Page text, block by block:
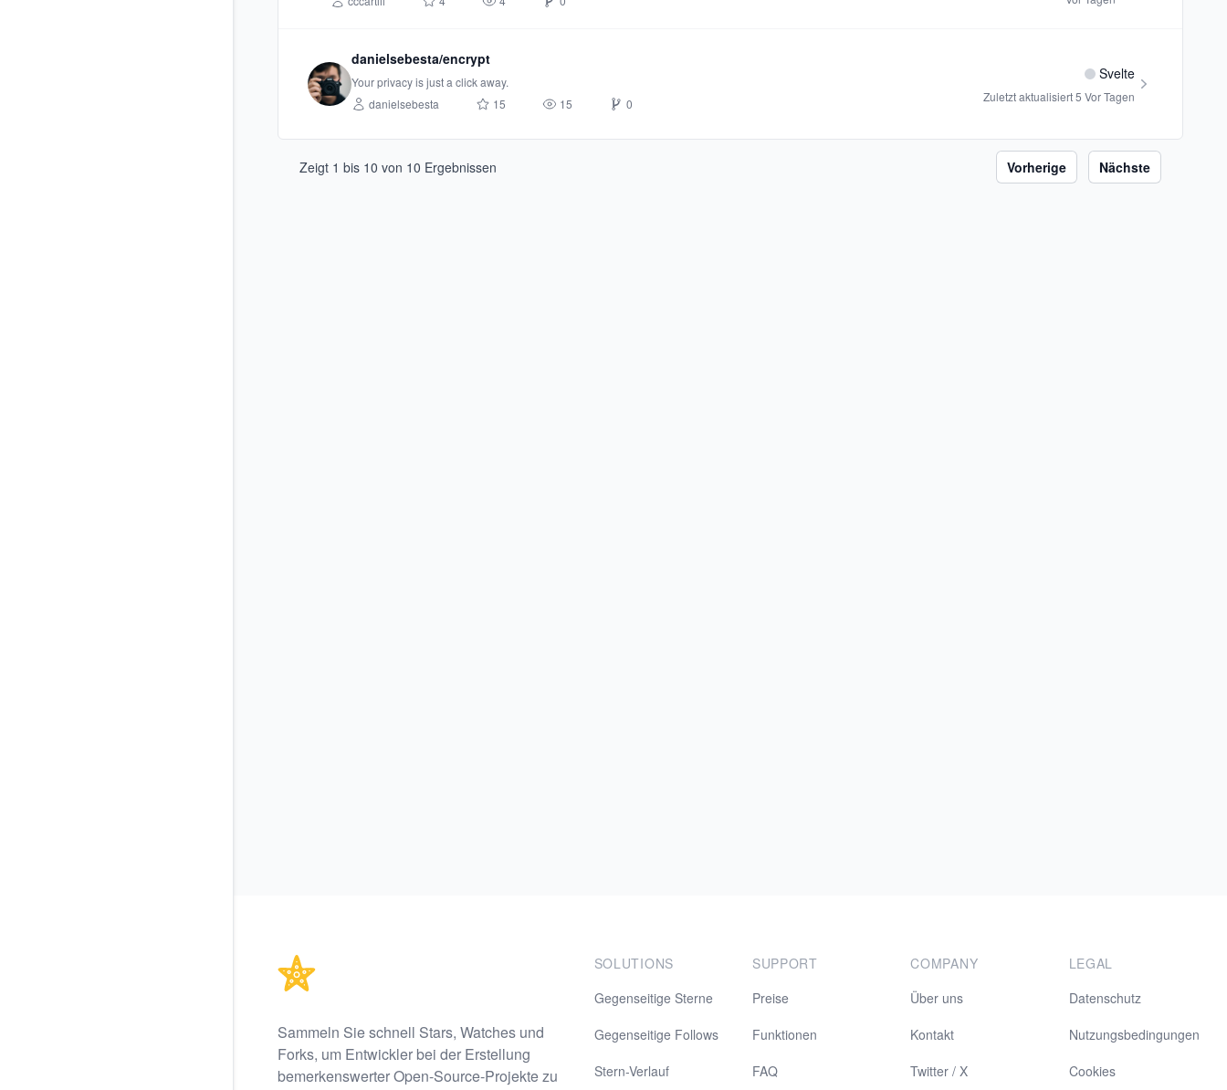
danielsebesta/encrypt
Your privacy is just a click away.
danielsebesta
15 15 0
Svelte
Zuletzt aktualisiert5 Vor Tagen
Zeigt 1 bis 10 von 10 Ergebnissen Vorherige Nächste
Sammeln Sie schnell Stars, Watches und
Forks, um Entwickler bei der Erstellung
bemerkenswerter Open-Source-Projekte zu
SOLUTIONS
Gegenseitige Sterne
Gegenseitige Follows
Stern-Verlauf
SUPPORT
Preise
Funktionen
FAQ
COMPANY
Über uns
Kontakt
Twitter / X
LEGAL
Datenschutz
Nutzungsbedingungen
Cookies